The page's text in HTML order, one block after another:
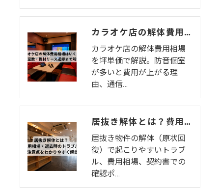
カラオケ店の解体費用相場はいくら？個室数・機材リース返却まで解説
カラオケ店の解体費用相場
を坪単価で解説。防音個室
が多いと費用が上がる理
由、通信…
居抜き解体とは？費用相場・退去時のトラブル・注意点をわかりやすく解説
居抜き物件の解体（原状回
復）で起こりやすいトラブ
ル、費用相場、契約書での
確認ポ…